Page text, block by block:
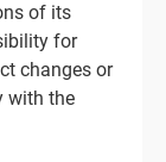
of its
for
changes or
with the